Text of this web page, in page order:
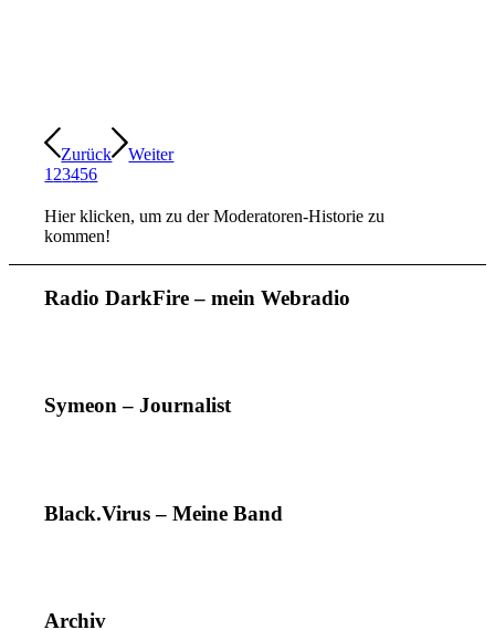
Zurück
Weiter
1 23456
Hier klicken, um zu der Moderatoren-Historie zu
kommen!
Radio DarkFire – mein Webradio
Symeon – Journalist
Black.Virus – Meine Band
Archiv